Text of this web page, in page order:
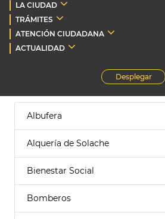
LA CIUDAD
TRÁMITES
ATENCIÓN CIUDADANA
ACTUALIDAD
Desplegar
Albufera
Alquería de Solache
Bienestar Social
Bomberos